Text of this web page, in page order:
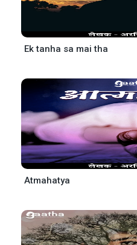
Ek tanha sa mai tha
Atmahatya